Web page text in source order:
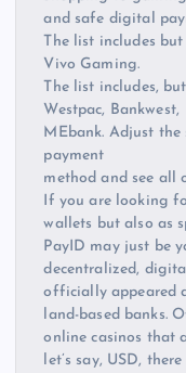
and safe digital
The list includes
Vivo Gaming.
The list includes,
Westpac, Bankwest,
MEbank. Adjust
payment
method and see all
If you are looking
wallets but also as
PayID may just be
decentralized,
officially appeared
land-based banks.
online casinos that
let’s say, USD,